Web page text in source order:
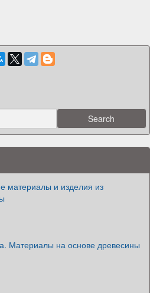
материалы и изделия из
Материалы на основе древесины